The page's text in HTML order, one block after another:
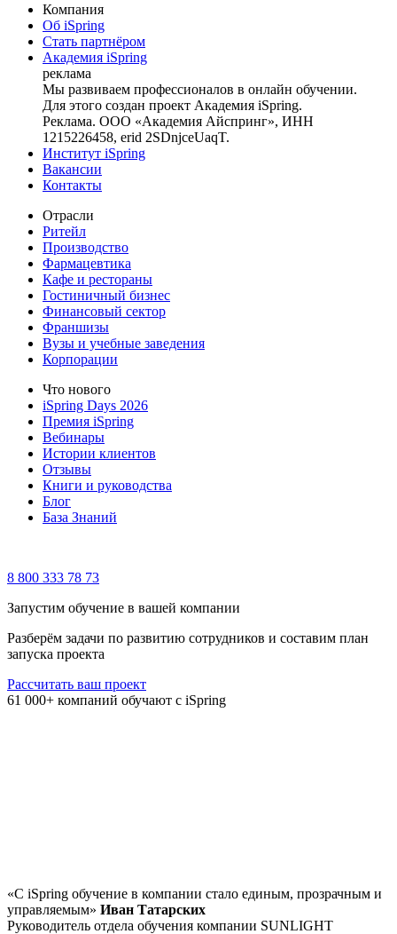
Компания
Об iSpring
Стать партнёром
Академия iSpring
реклама
Мы развиваем профессионалов в онлайн обучении.
Для этого создан проект Академия iSpring.
Реклама. ООО «Академия Айспринг», ИНН
1215226458, erid 2SDnjceUaqT.
Институт iSpring
Вакансии
Контакты
Отрасли
Ритейл
Производство
Фармацевтика
Кафе и рестораны
Гостиничный бизнес
Финансовый сектор
Франшизы
Вузы и учебные заведения
Корпорации
Что нового
iSpring Days 2026
Премия iSpring
Вебинары
Истории клиентов
Отзывы
Книги и руководства
Блог
База Знаний
8 800 333 78 73
Запустим обучение в вашей компании
Разберём задачи по развитию сотрудников и составим план
запуска проекта
Рассчитать ваш проект
61 000+ компаний обучают с iSpring
«С iSpring обучение в компании стало единым, прозрачным и
управляемым» Иван Татарских
Руководитель отдела обучения компании SUNLIGHT